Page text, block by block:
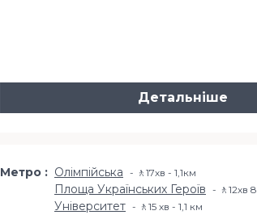
Детальніше
Метро Олімпійська 🚶17хв - 1,1км
Площа Українських Героїв 🚶12хв​
Університет 🚶15 хв - 1,1 км